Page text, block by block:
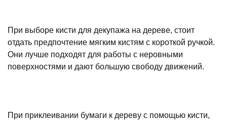
При выборе кисти для декупажа на дереве, стоит
отдать предпочтение мягким кистям с короткой ручкой.
Они лучше подходят для работы с неровными
поверхностями и дают большую свободу движений.
При приклеивании бумаги к дереву с помощью кисти,